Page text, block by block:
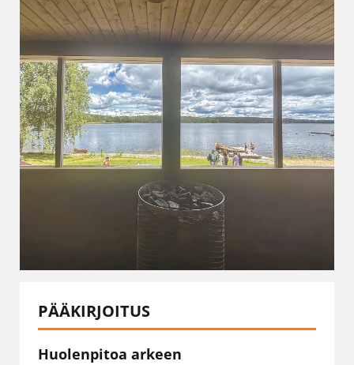
PÄÄKIRJOITUS
Huolenpitoa arkeen